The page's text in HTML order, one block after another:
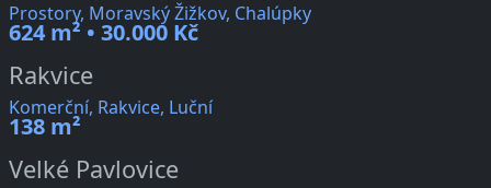
Prostory, Moravský Žižkov, Chalúpky
624 m² • 30.000 Kč
Rakvice
Komerční, Rakvice, Luční
138 m²
Velké Pavlovice